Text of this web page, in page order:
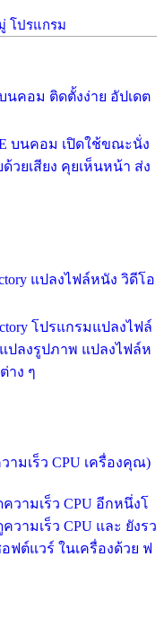
โปรแกรม
นคอม ติดตั้งง่าย อัปเดต
บนคอม เปิดใช้ขณะนั่ง
วยเสียง คุยเห็นหน้า ส่ง
แปลงไฟล์หนัง วิดีโอ
โปรแกรมแปลงไฟล์
ปลงรูปภาพ แปลงไฟล์ห
าง ๆ
ามเร็ว CPU เครื่องคุณ)
วามเร็ว CPU อีกหนึ่งโ
ามเร็ว CPU และ ยังรว
ฟต์แวร์ ในเครื่องด้วย ฟ